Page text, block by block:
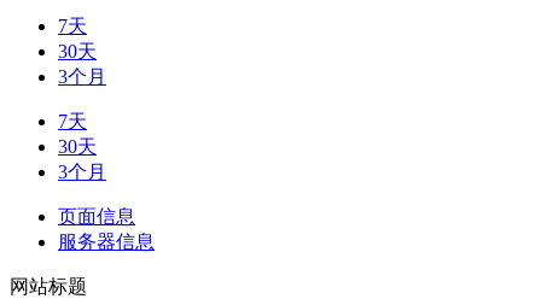
7天
30天
3个月
7天
30天
3个月
页面信息
服务器信息
网站标题